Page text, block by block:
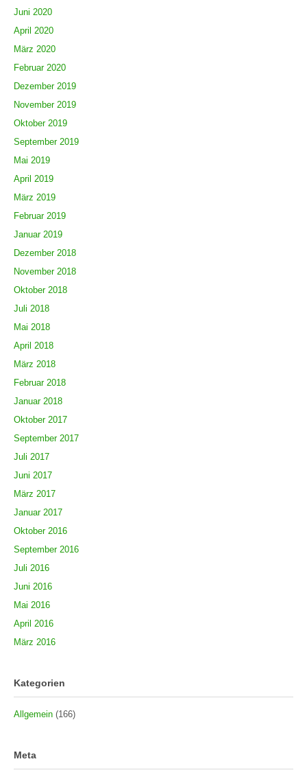
Juni 2020
April 2020
März 2020
Februar 2020
Dezember 2019
November 2019
Oktober 2019
September 2019
Mai 2019
April 2019
März 2019
Februar 2019
Januar 2019
Dezember 2018
November 2018
Oktober 2018
Juli 2018
Mai 2018
April 2018
März 2018
Februar 2018
Januar 2018
Oktober 2017
September 2017
Juli 2017
Juni 2017
März 2017
Januar 2017
Oktober 2016
September 2016
Juli 2016
Juni 2016
Mai 2016
April 2016
März 2016
Kategorien
Allgemein (166)
Meta